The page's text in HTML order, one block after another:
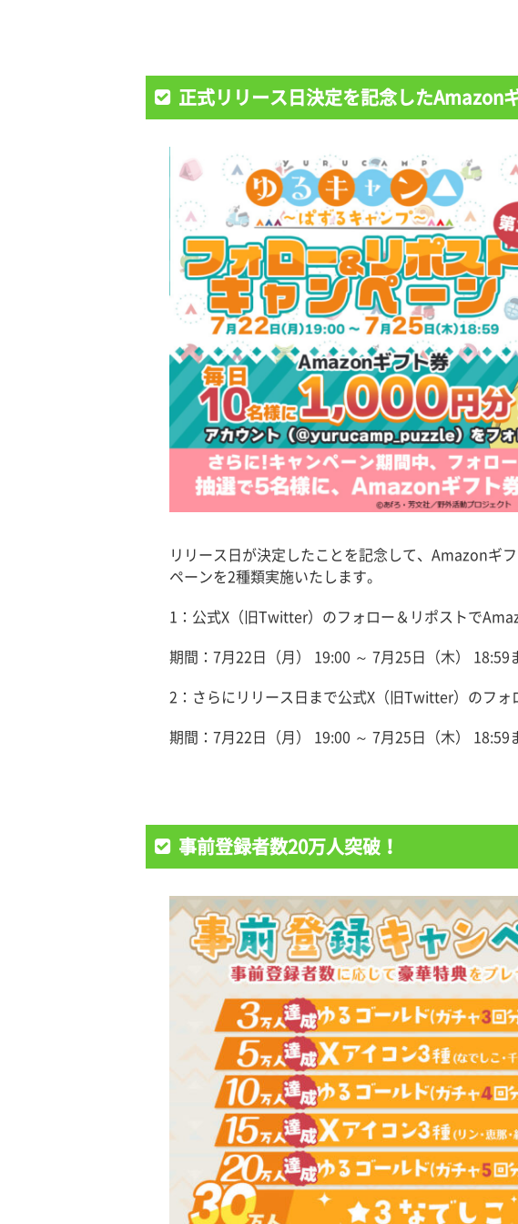
正式リリース日決定を記念したAmazon
リリース日が決定したことを記念して、Amazonギ
ペーンを2種類実施いたします。
1：公式X（旧Twitter）のフォロー＆リポストで
期間：7月22日（月） 19:00 ～ 7月25日（木） 18:59
2：さらにリリース日まで公式X（旧Twitter）のフ
期間：7月22日（月） 19:00 ～ 7月25日（木） 18:59
事前登録者数20万人突破！